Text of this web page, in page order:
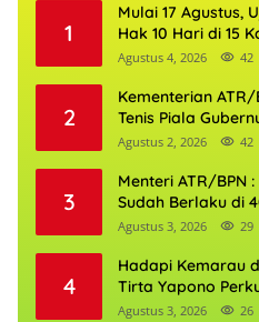
1
Mulai 17 Agustus,
Hak 10 Hari di 15
Agustus 4, 2026 42
2
Kementerian
Tenis Piala
Agustus 2, 2026 42
3
Menteri ATR/BPN
Sudah Berlaku di
Agustus 3, 2026 29
4
Hadapi Kemarau
Tirta Yapono
Agustus 3, 2026 26